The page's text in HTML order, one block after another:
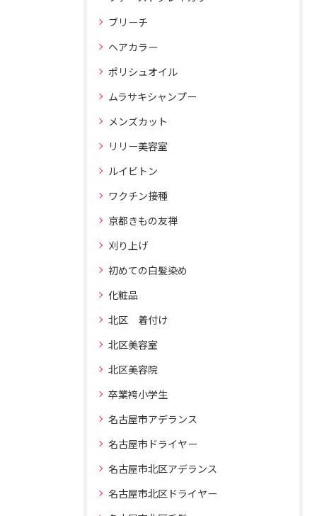
ブリーチ
ヘアカラー
ポリシュオイル
ムラサキシャンプー
メンズカット
リリー美容室
ルイビトン
ワクチン接種
京都きもの友禅
刈り上げ
初めての白髪染め
化粧品
北区 着付け
北区美容室
北区美容院
卒業袴小学生
名古屋市アデランス
名古屋市ドライヤー
名古屋市北区アデランス
名古屋市北区ドライヤー